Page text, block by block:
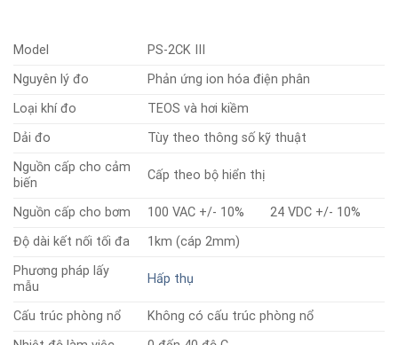
Model
PS-2CK III
Nguyên lý đo
Phản ứng ion hóa điện phân
Loại khí đo
TEOS và hơi kiềm
Dải đo
Tùy theo thông số kỹ thuật
Nguồn cấp cho cảm
biến
Cấp theo bộ hiển thị
Nguồn cấp cho bơm 100 VAC +/- 10%
24 VDC +/- 10%
Độ dài kết nối tối đa
1km (cáp 2mm)
Phương pháp lấy
mẫu
Hấp thụ
Cấu trúc phòng nổ
Không có cấu trúc phòng nổ